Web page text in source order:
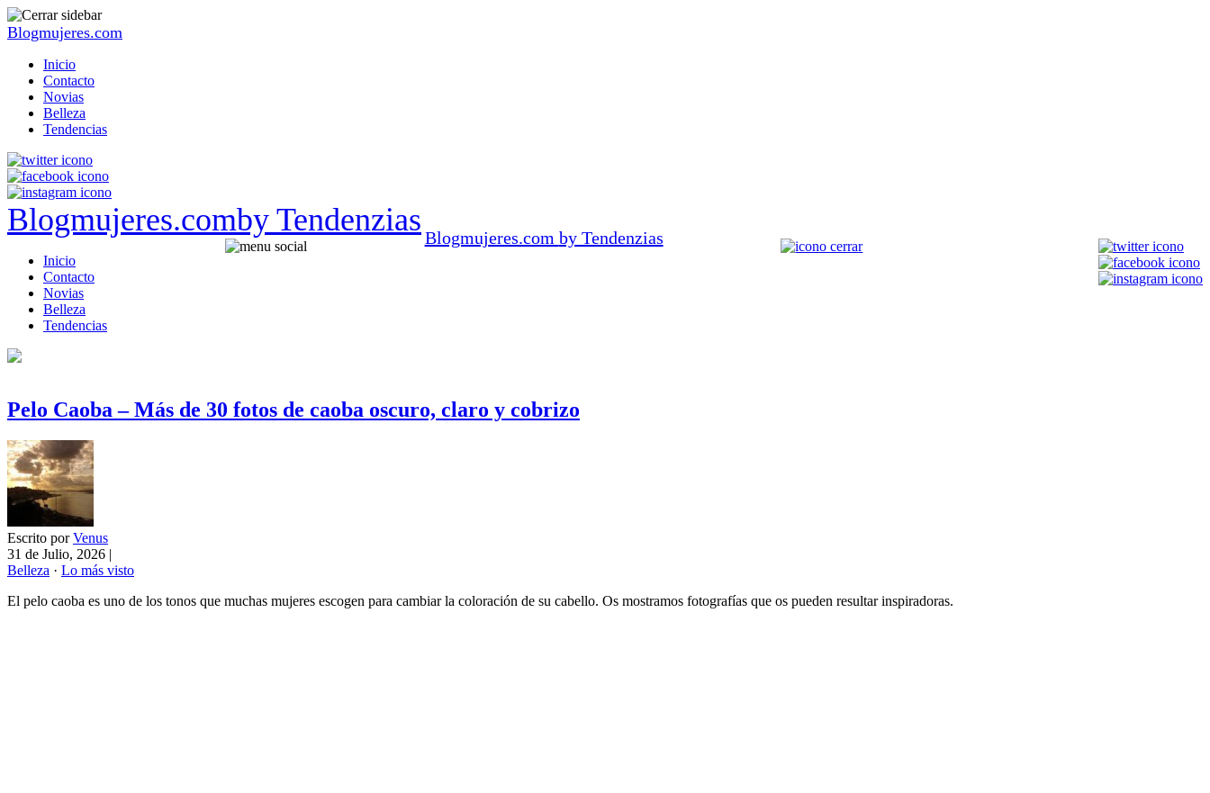
Blogmujeres.com
Inicio
Contacto
Novias
Belleza
Tendencias
Blogmujeres.comby Tendenzias
Inicio
Contacto
Novias
Belleza
Tendencias
Blogmujeres.com by Tendenzias
Pelo Caoba – Más de 30 fotos de caoba oscuro, claro y cobrizo
Escrito porVenus
31 de Julio, 2026 |
Belleza · Lo más visto
El pelo caoba es uno de los tonos que muchas mujeres escogen para cambiar la coloración de su cabello. Os mostramos fotografías que os pueden resultar inspiradoras.